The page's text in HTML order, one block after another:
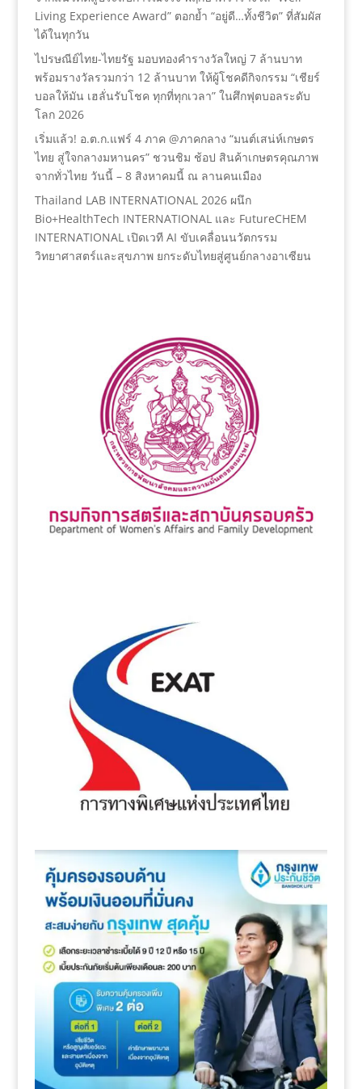
Living Experience Award” ตอกย้ำ “อยู่ดี…ทั้งชีวิต” ที่สัมผัส
ได้ในทุกวัน
ไปรษณีย์ไทย-ไทยรัฐ มอบทองคำรางวัลใหญ่ 7 ล้านบาท
พร้อมรางวัลรวมกว่า 12 ล้านบาท ให้ผู้โชคดีกิจกรรม “เชียร์
บอลให้มัน เฮลั่นรับโชค ทุกที่ทุกเวลา” ในศึกฟุตบอลระดับ
โลก 2026
เริ่มแล้ว! อ.ต.ก.แฟร์ 4 ภาค @ภาคกลาง “มนต์เสน่ห์เกษตร
ไทย สู่ใจกลางมหานคร” ชวนชิม ช้อป สินค้าเกษตรคุณภาพ
จากทั่วไทย วันนี้ – 8 สิงหาคมนี้ ณ ลานคนเมือง
Thailand LAB INTERNATIONAL 2026 ผนึก
Bio+HealthTech INTERNATIONAL และ FutureCHEM
INTERNATIONAL เปิดเวที AI ขับเคลื่อนนวัตกรรม
วิทยาศาสตร์และสุขภาพ ยกระดับไทยสู่ศูนย์กลางอาเซียน